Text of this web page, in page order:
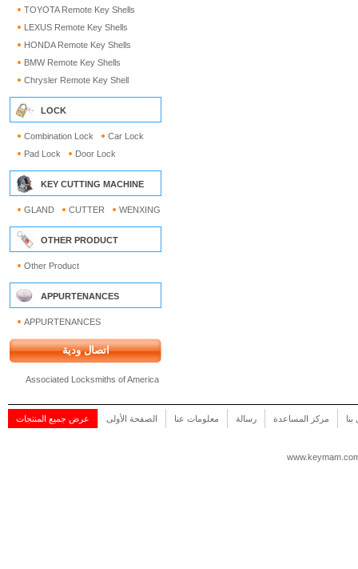
TOYOTA Remote Key Shells
LEXUS Remote Key Shells
HONDA Remote Key Shells
BMW Remote Key Shells
Chrysler Remote Key Shell
LOCK
Combination Lock
Car Lock
Pad Lock
Door Lock
KEY CUTTING MACHINE
GLAND CUTTER WENXING
OTHER PRODUCT
Other Product
APPURTENANCES
APPURTENANCES
اتصال ودية
Associated Locksmiths of America
عرض جميع المنتجات الصفحة الأولى معلومات عنا رسالة مركز المساعدة